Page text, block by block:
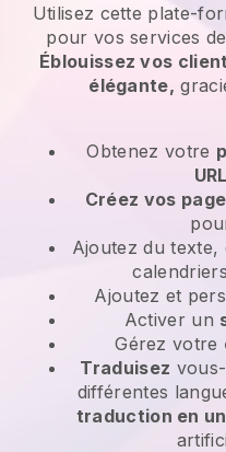
Utilisez cette plate-
pour vos services
Éblouissez vos
élégante,
Obtenez votre
Créez vos
Ajoutez du texte,
Ajoutez et
Activer un
Gérez votre
Traduisez
différentes
traduction en